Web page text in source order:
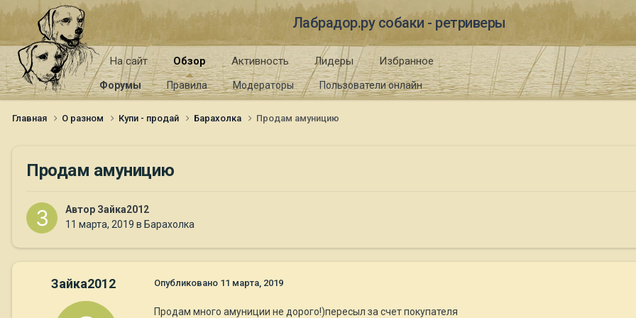
Лабрадор.ру собаки - ретриверы
На сайт Обзор
Форумы Правила Модераторы Пользователи онлайн
Активность Лидеры Избранное
Главная О разном Купи - продай Барахолка Продам амуницию
Продам амуницию
Автор Зайка2012
11 марта, 2019 в Барахолка
Зайка2012 Опубликовано 11 марта, 2019
Продам много амуниции не дорого!)пересыл за счет покупателя